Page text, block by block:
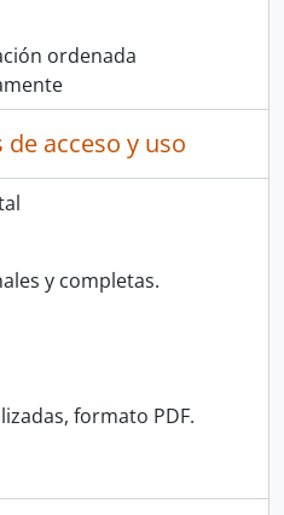
ordenada
acceso y uso
y completas.
formato PDF.